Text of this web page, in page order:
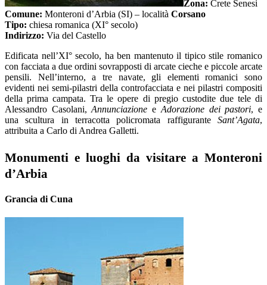
Zona: Crete Senesi
Comune: Monteroni d’Arbia (SI) – località Corsano
Tipo: chiesa romanica (XI° secolo)
Indirizzo: Via del Castello
Edificata nell’XI° secolo, ha ben mantenuto il tipico stile romanico
con facciata a due ordini sovrapposti di arcate cieche e piccole arcate
pensili. Nell’interno, a tre navate, gli elementi romanici sono
evidenti nei semi-pilastri della controfacciata e nei pilastri compositi
della prima campata. Tra le opere di pregio custodite due tele di
Alessandro Casolani,Annunciazione e Adorazione dei pastori, e
una scultura in terracotta policromata raffigurante Sant’Agata,
attribuita a Carlo di Andrea Galletti.
Monumenti e luoghi da visitare a Monteroni
d’Arbia
Grancia di Cuna